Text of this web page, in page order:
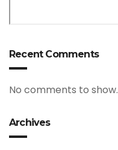
Recent Comments
No comments to show.
Archives